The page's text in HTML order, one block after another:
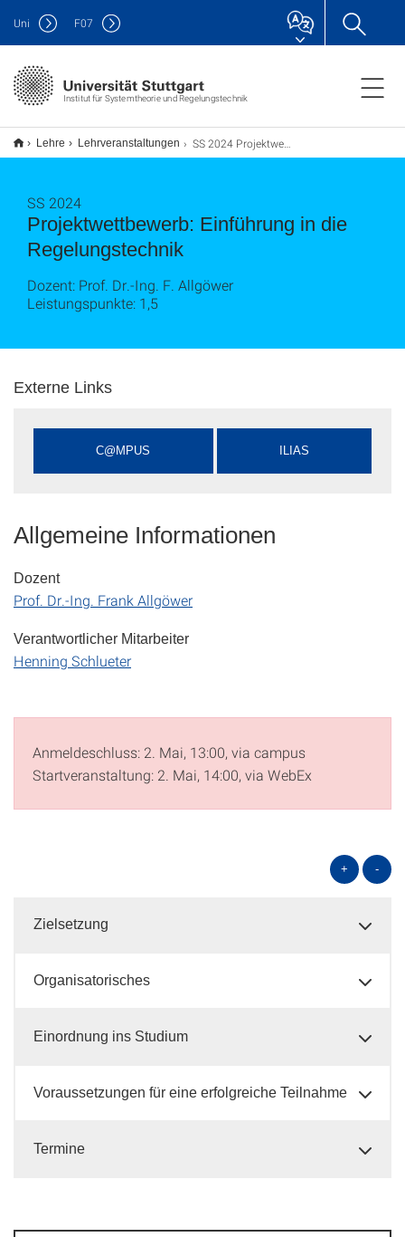
Institut für Systemtheorie und Regelungstechnik
Uni F07
Lehre Lehrveranstaltungen SS 2024 Projektwettbewerb: Einführung in die Regelungstechnik
Projektwettbewerb: Einführung in die
Regelungstechnik
SS 2024
Dozent: Prof. Dr.-Ing. F. Allgöwer
Leistungspunkte: 1,5
Externe Links
C@MPUS ILIAS
Allgemeine Informationen
Dozent
Prof. Dr.-Ing. Frank Allgöwer
Verantwortlicher Mitarbeiter
Henning Schlueter
Anmeldeschluss: 2. Mai, 13:00, via campus
Startveranstaltung: 2. Mai, 14:00, via WebEx
+ -
Zielsetzung
Organisatorisches
Einordnung ins Studium
Voraussetzungen für eine erfolgreiche Teilnahme
Termine